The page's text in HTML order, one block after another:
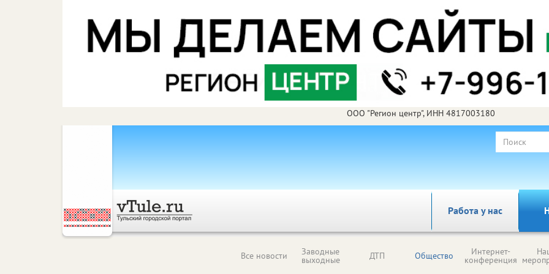
ООО "Регион центр", ИНН 4817003180
Работа у нас
Все новости Заводные
выходные ДТП Общество Интернет-
конференция